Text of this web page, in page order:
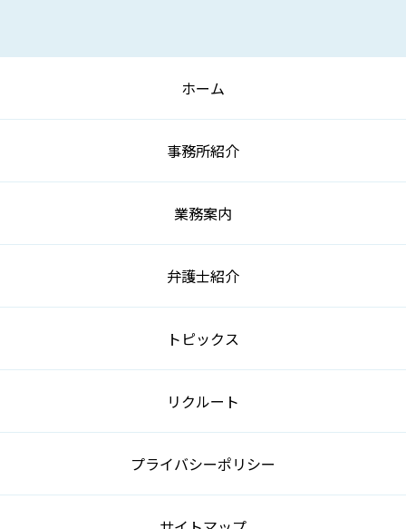
ホーム
事務所紹介
業務案内
弁護士紹介
トピックス
リクルート
プライバシーポリシー